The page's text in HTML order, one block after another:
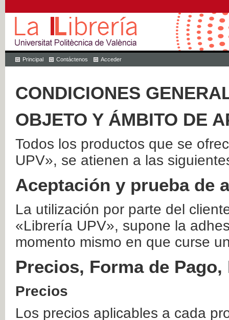
Principal Contáctenos Acceder
CONDICIONES
OBJETO Y ÁMBITO DE
Todos los productos que se
UPV», se atienen a las
Aceptación y prueba de
La utilización por parte del
«Librería UPV», supone la
momento mismo en que curse
Precios, Forma de
Precios
Los precios aplicables a cada